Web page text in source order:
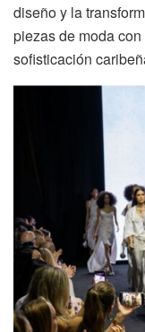
diseño y la
piezas de moda
sofisticación